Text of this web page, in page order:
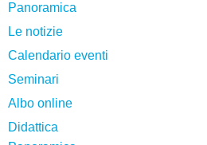
Panoramica
Le notizie
Calendario eventi
Seminari
Albo online
Didattica